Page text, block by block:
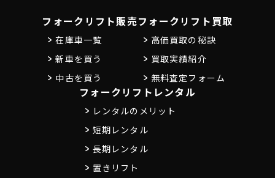
フォークリフト販売
在庫車一覧
新車を買う
中古を買う
フォークリフト買取
高価買取の秘訣
買取実績紹介
無料査定フォーム
フォークリフトレンタル
レンタルのメリット
短期レンタル
長期レンタル
置きリフト